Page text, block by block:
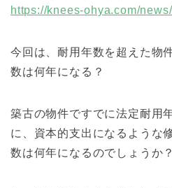
https://knees-ohya.com/
今回は、耐用年数を超えた物
数は何年になる？
築古の物件ですでに法定耐用
に、資本的支出になるような
数は何年になるのでしょうか？